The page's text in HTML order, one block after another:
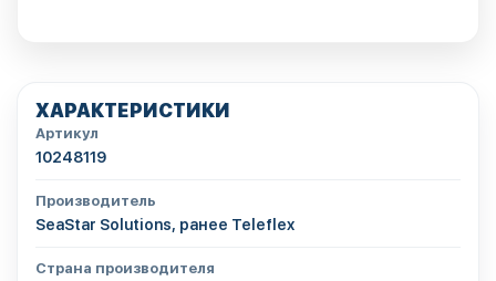
ХАРАКТЕРИСТИКИ
Артикул
10248119
Производитель
SeaStar Solutions, ранее Teleflex
Страна производителя